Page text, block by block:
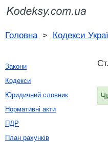
Головна> Кодекси
Закони
Кодекси
Юридичний словник
Нормативні акти
ПДР
План рахунків